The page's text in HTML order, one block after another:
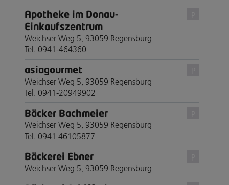
Apotheke im Donau-
Einkaufszentrum
Weichser Weg 5, 93059 Regensburg
Tel. 0941-464360
asiagourmet
Weichser Weg 5, 93059 Regensburg
Tel. 0941-20949902
Bäcker Bachmeier
Weichser Weg 5, 93059 Regensburg
Tel. 0941 46105877
Bäckerei Ebner
Weichser Weg 5, 93059 Regensburg